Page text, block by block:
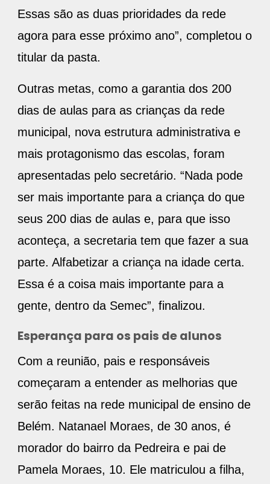
Essas são as duas prioridades da rede
agora para esse próximo ano”, completou o
titular da pasta.
Outras metas, como a garantia dos 200
dias de aulas para as crianças da rede
municipal, nova estrutura administrativa e
mais protagonismo das escolas, foram
apresentadas pelo secretário. “Nada pode
ser mais importante para a criança do que
seus 200 dias de aulas e, para que isso
aconteça, a secretaria tem que fazer a sua
parte. Alfabetizar a criança na idade certa.
Essa é a coisa mais importante para a
gente, dentro da Semec”, finalizou.
Esperança para os pais de alunos
Com a reunião, pais e responsáveis
começaram a entender as melhorias que
serão feitas na rede municipal de ensino de
Belém. Natanael Moraes, de 30 anos, é
morador do bairro da Pedreira e pai de
Pamela Moraes, 10. Ele matriculou a filha,